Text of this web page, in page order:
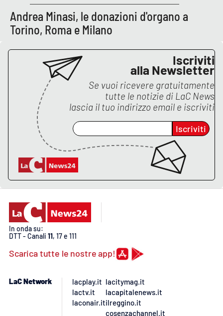
Reggio Calabria
Cosenza
Lamezia Terme
PROGETTI
SPECIALI
Buona Sanità Calabria
LA
CALABRIAVISIONE
Destinazioni
Eventi
Food
Storie
Andrea Minasi, le donazioni d'organo a
Torino, Roma e Milano
Iscriviti
alla Newsletter
Se vuoi ricevere gratuitamente
tutte le notizie di LaC News
lascia il tuo indirizzo email e iscriviti
Iscriviti
In onda su:
DTT - Canali 11, 17 e 111
Scarica tutte le nostre app!
LaC Network
lacplay.it
lactv.it
laconair.it
lacitymag.it
lacapitalenews.it
ilreggino.it
cosenzachannel.it